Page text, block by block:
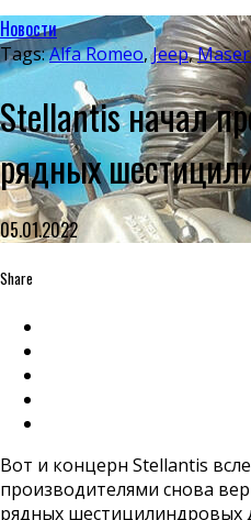
Новости
Tags:Alfa Romeo,Jeep,
Stellantis начал
рядных
05.01.2022
Share
Вот и концерн Stellantis
производителями снова
рядных шестицилиндровых